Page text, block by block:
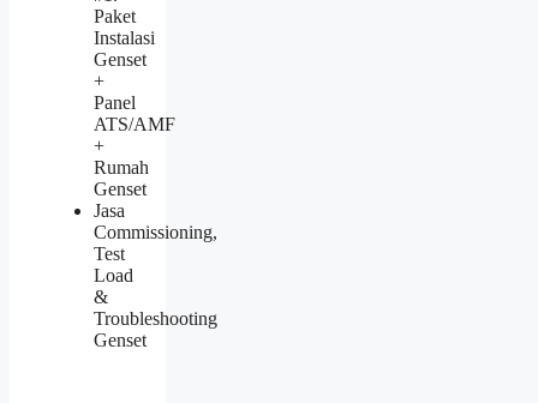
Paket
Instalasi
Genset
+
Panel
ATS/AMF
+
Rumah
Genset
Jasa
Commissioning,
Test
Load
&
Troubleshooting
Genset